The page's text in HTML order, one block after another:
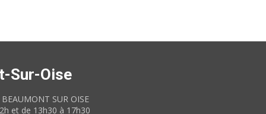
Sur-Oise
SUR OISE
et de 13h30 à 17h30